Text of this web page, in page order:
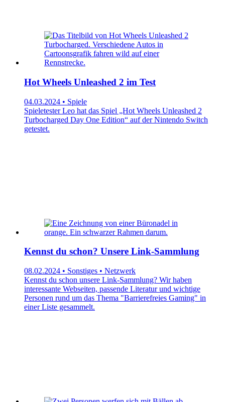
Hot Wheels Unleashed 2 im Test
04.03.2024 • Spiele
Spieletester Leo hat das Spiel „Hot Wheels Unleashed 2
Turbocharged Day One Edition“ auf der Nintendo Switch
getestet.
Kennst du schon? Unsere Link-Sammlung
08.02.2024 • Sonstiges • Netzwerk
Kennst du schon unsere Link-Sammlung? Wir haben
interessante Webseiten, passende Literatur und wichtige
Personen rund um das Thema "Barrierefreies Gaming" in
einer Liste gesammelt.